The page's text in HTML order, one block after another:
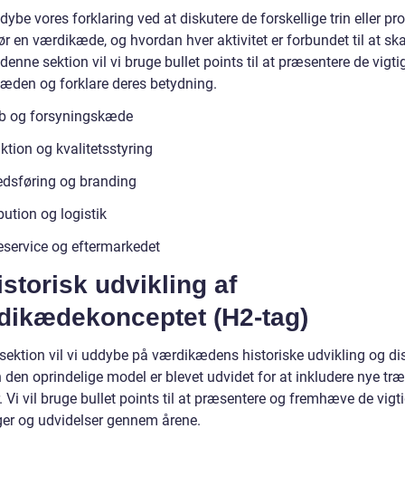
vores forklaring ved at diskutere de forskellige trin eller
en værdikæde, og hvordan hver aktivitet er forbundet til at
sektion vil vi bruge bullet points til at præsentere de
og forklare deres betydning.
og forsyningskæde
og kvalitetsstyring
og branding
og logistik
og eftermarkedet
udvikling af
(H2-tag)
vil vi uddybe på værdikædens historiske udvikling og
den oprindelige model er blevet udvidet for at inkludere nye
Vi vil bruge bullet points til at præsentere og fremhæve de
og udvidelser gennem årene.